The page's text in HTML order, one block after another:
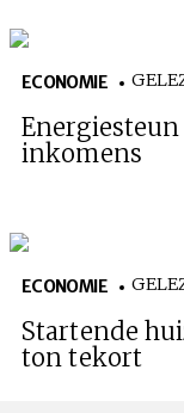
ECONOMIE
inkomens
ECONOMIE
Startende
ton tekort